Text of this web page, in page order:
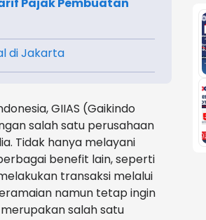
di Jakarta
GIIAS (Gaikindo
salah satu perusahaan
Tidak hanya melayani
benefit lain, seperti
transaksi melalui
namun tetap ingin
salah satu